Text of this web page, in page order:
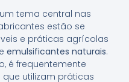
tema central nas
estão se
e práticas agrícolas
emulsificantes naturais.
é frequentemente
utilizam práticas